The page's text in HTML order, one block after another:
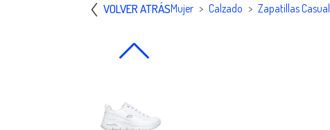
VOLVER ATRÁSMujer Calzado Zapatillas Casual